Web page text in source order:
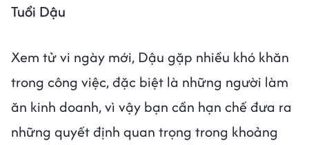
Tuổi Dậu
Xem tử vi ngày mới, Dậu gặp nhiều khó khăn
trong công việc, đặc biệt là những người làm
ăn kinh doanh, vì vậy bạn cần hạn chế đưa ra
những quyết định quan trọng trong khoảng